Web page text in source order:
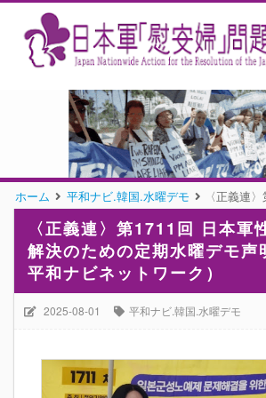
ホーム 平和ナビ.韓国.水曜デモ 〈正義連
〈正義連〉第1711回 日本軍
解決のための定期水曜デモ声
平和ナビネットワーク）
2025-08-01 平和ナビ.韓国.水曜デモ